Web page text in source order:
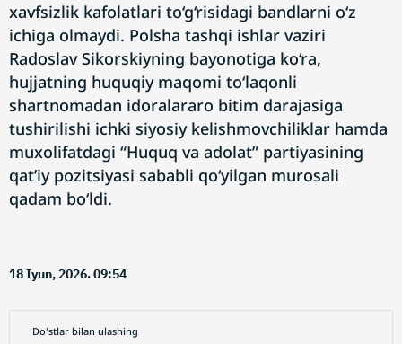
xavfsizlik kafolatlari to‘g‘risidagi bandlarni o‘z
ichiga olmaydi. Polsha tashqi ishlar vaziri
Radoslav Sikorskiyning bayonotiga ko‘ra,
hujjatning huquqiy maqomi to‘laqonli
shartnomadan idoralararo bitim darajasiga
tushirilishi ichki siyosiy kelishmovchiliklar hamda
muxolifatdagi “Huquq va adolat” partiyasining
qat’iy pozitsiyasi sababli qo‘yilgan murosali
qadam bo‘ldi.
18 Iyun, 2026. 09:54
Do'stlar bilan ulashing